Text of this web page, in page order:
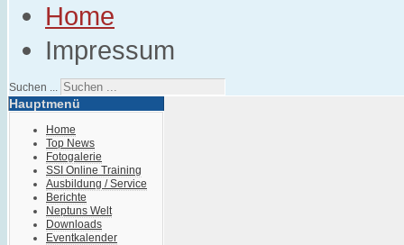
Home
Impressum
Suchen ...
Hauptmenü
Home
Top News
Fotogalerie
SSI Online Training
Ausbildung / Service
Berichte
Neptuns Welt
Downloads
Eventkalender